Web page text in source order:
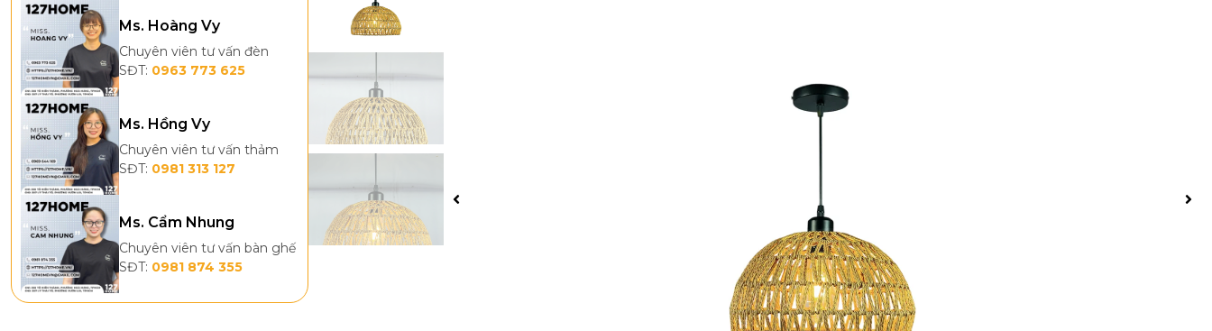
Ms. Hoàng Vy
Chuyên viên tư vấn đèn
SĐT: 0963 773 625
Ms. Hồng Vy
Chuyên viên tư vấn thảm
SĐT: 0981 313 127
Ms. Cẩm Nhung
Chuyên viên tư vấn bàn ghế
SĐT: 0981 874 355